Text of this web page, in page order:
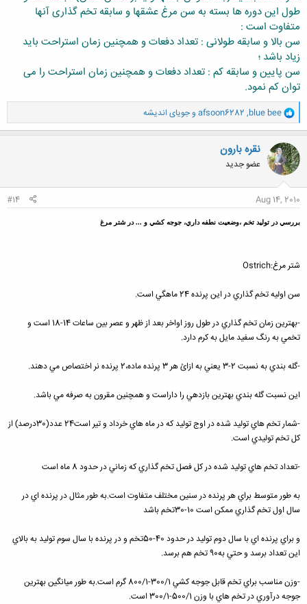
طول این دوره ها بسته به سن مرغ عشقها و سابقه تخم گذاری آنها
متفاوت است :
سن بالا و سابقه طولانی : تعداد دفعات و همچنین زمان استراحت باید
زیاد باشد ؛
سن پایین و سابقه کم : تعداد دفعات و همچنین زمان استراحت را می
توان کم نمود.
و
ا
ک
ن
ش
ه
ا
blue bee
,
afsoon6282 و جویای اندیشه
نقره بارون
عضو جدید
Aug 14, 2010
#14
بررسي در توليد تخم ،وضعيت نطفه داري، جوجه کشي و ... در شتر مرغ
شتر مرغ:Ostrich
سن اوليه تخم گذاري در اين پرنده 24 ماهگي است.
-بهترين زمان تخم گذاري در طول روز اواخر بعد از ظهر و عصر بين ساعات 14-18 است و
تخمي به رنگ سفيد مايل به کرم دارد.
-گله بندي به نسبت 2-3 يعني به ازائ هر 3 پرنده ماده،2 پرنده نر اختصاص مي دهند.
اين نسبت گله بندي بهترين بازدهي را داراست و همچنين مقرون به صرفه مي باشد.
-شمار تخم هاي توليد شده در اوج توليد که در ماه هاي خرداد و تير است24 عدد(30درصد) از
کل تخم توليدي است.
-تعداد تخم هاي توليد شده در کل فصل تخم گذاري که زماني در حدود 8 ماه است
به طور متوسط براي هر پرنده در سنين مختلف متفاوت است.به طور مثال در پرنده اي در
سال اول تخم گذاري ممکن است 10-30تخم باشد
و براي پرنده اي با سال دوم توليد در حدود 40-50تخم و در پرنده با سال سوم توليد به بالاي
اين تعداد برسد و حتي به90 تخم هم برسد.
-وزن مناسب براي تخم قابل جوجه کشي 300/1-800/1 گرم است.به طور ميانگين بهترين
جوجه درآوري در تخم هاي با وزن 500/1-300/1 است.